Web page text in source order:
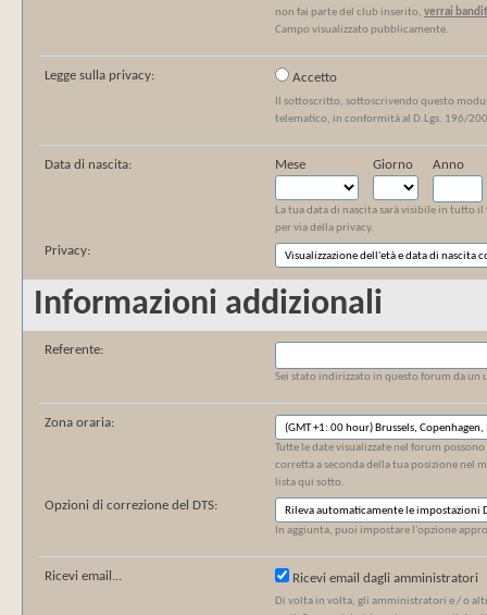
non fai parte del club inserito, verrai
Campo visualizzato pubblicamente.
Legge sulla privacy: Accetto
Il sottoscritto, sottoscrivendo questo
telematico, in conformità al D.Lgs. 196/
Data di nascita: Mese Giorno Anno
La tua data di nascita sarà visibile in tutto
per via della privacy.
Privacy:
Informazioni addizionali
Referente:
Sei stato indirizzato in questo forum da un
Zona oraria:
Tutte le date visualizzate nel forum
corretta a seconda della tua posizione nel
lista qui sotto.
Opzioni di correzione del DTS:
In aggiunta, puoi impostare l'opzione
Ricevi email... Ricevi email dagli amministratori
Di volta in volta, gli amministratori e / o